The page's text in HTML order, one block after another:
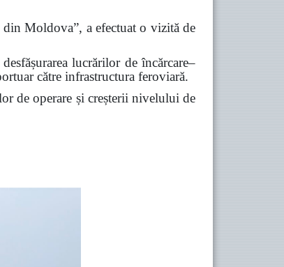
Moldova”, a efectuat o vizită de
lucrărilor de încărcare–
către infrastructura feroviară.
de operare și creșterii nivelului de